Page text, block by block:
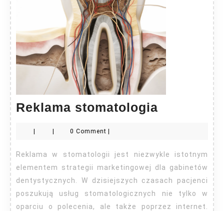
Reklama stomatologia
| | 0 Comment |
Reklama w stomatologii jest niezwykle istotnym
elementem strategii marketingowej dla gabinetów
dentystycznych. W dzisiejszych czasach pacjenci
poszukują usług stomatologicznych nie tylko w
oparciu o polecenia, ale także poprzez internet.